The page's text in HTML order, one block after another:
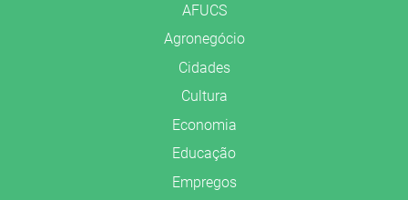
AFUCS
Agronegócio
Cidades
Cultura
Economia
Educação
Empregos